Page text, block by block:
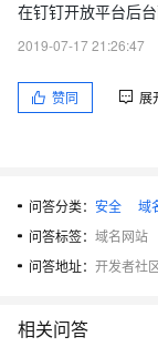
在钉钉开放平台后
2019-07-17 21:26:47
赞同 展
问答分类： 安全
域
问答标签： 域名网站
问答地址： 开发者社
相关问答